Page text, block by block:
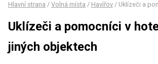
Hlavní strana / Volná místa / Havířov / Uklízeči a
Uklízeči a pomocníci v
jiných objektech